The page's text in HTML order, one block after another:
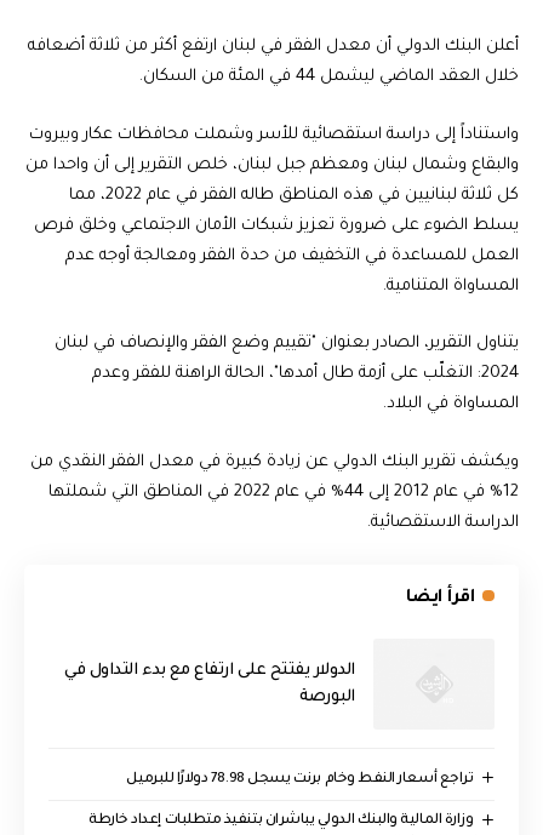
أعلن البنك الدولي أن معدل الفقر في لبنان ارتفع أكثر من ثلاثة أضعافه
خلال العقد الماضي ليشمل 44 في المئة من السكان.
واستناداً إلى دراسة استقصائية للأسر وشملت محافظات عكار وبيروت
والبقاع وشمال لبنان ومعظم جبل لبنان، خلص التقرير إلى أن واحدا من
كل ثلاثة لبنانيين في هذه المناطق طاله الفقر في عام 2022، مما
يسلط الضوء على ضرورة تعزيز شبكات الأمان الاجتماعي وخلق فرص
العمل للمساعدة في التخفيف من حدة الفقر ومعالجة أوجه عدم
المساواة المتنامية.
يتناول التقرير، الصادر بعنوان "تقييم وضع الفقر والإنصاف في لبنان
2024: التغلّب على أزمة طال أمدها"، الحالة الراهنة للفقر وعدم
المساواة في البلاد.
ويكشف تقرير البنك الدولي عن زيادة كبيرة في معدل الفقر النقدي من
12% في عام 2012 إلى 44% في عام 2022 في المناطق التي شملتها
الدراسة الاستقصائية.
اقرأ ايضا
الدولار يفتتح على ارتفاع مع بدء التداول في
البورصة
تراجع أسعار النفط وخام برنت يسجل 78.98 دولارًا للبرميل
وزارة المالية والبنك الدولي يباشران بتنفيذ متطلبات إعداد خارطة